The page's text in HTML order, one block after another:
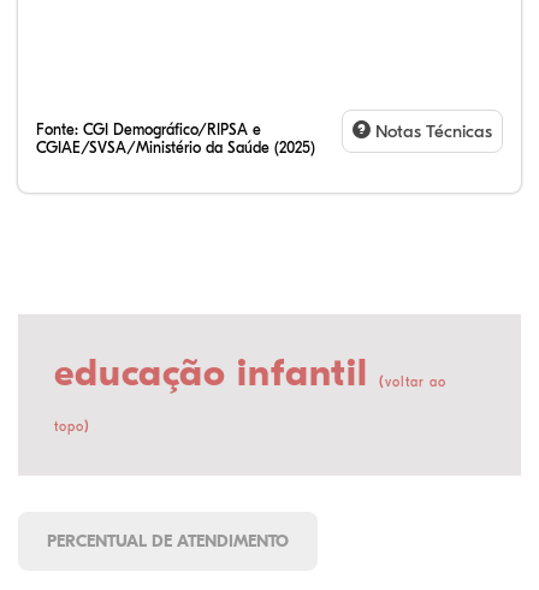
Fonte: CGI Demográfico/RIPSA e
CGIAE/SVSA/Ministério da Saúde (2025)
Notas Técnicas
educação infantil (voltar ao
topo)
PERCENTUAL DE ATENDIMENTO